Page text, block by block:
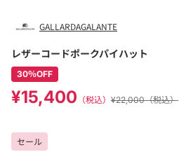
GALLARDAGALANTE
レザーコードポークパイハット
30％OFF
¥15,400 （税込） ¥22,000（税込）
セール